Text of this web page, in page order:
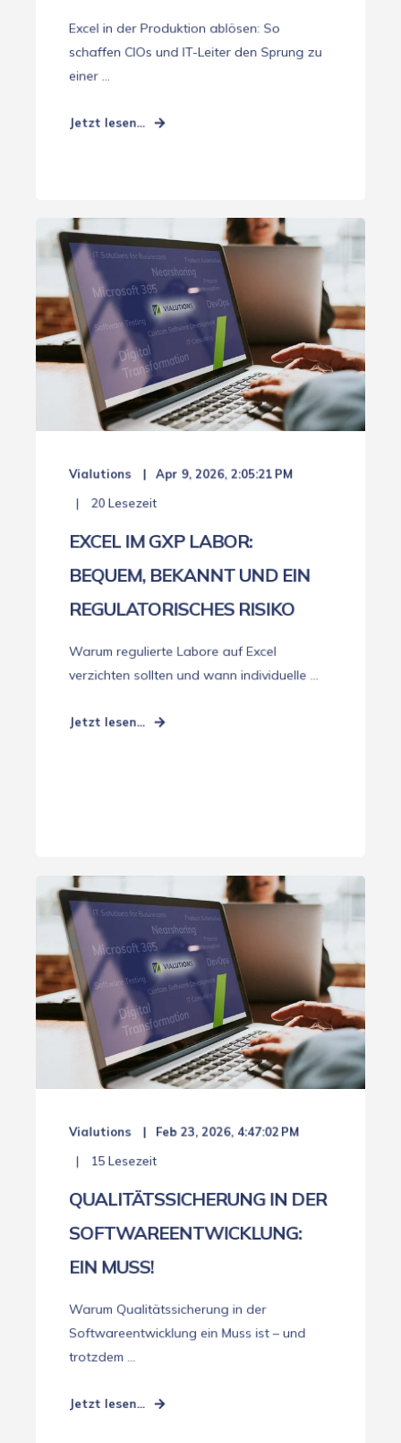
Excel in der Produktion ablösen: So
schaffen CIOs und IT-Leiter den Sprung zu
einer ...
Jetzt lesen...
Vialutions Apr 9, 2026, 2:05:21 PM
20 Lesezeit
EXCEL IM GXP LABOR:
BEQUEM, BEKANNT UND EIN
REGULATORISCHES RISIKO
Warum regulierte Labore auf Excel
verzichten sollten und wann individuelle ...
Jetzt lesen...
Vialutions Feb 23, 2026, 4:47:02 PM
15 Lesezeit
QUALITÄTSSICHERUNG IN DER
SOFTWAREENTWICKLUNG:
EIN MUSS!
Warum Qualitätssicherung in der
Softwareentwicklung ein Muss ist – und
trotzdem ...
Jetzt lesen...